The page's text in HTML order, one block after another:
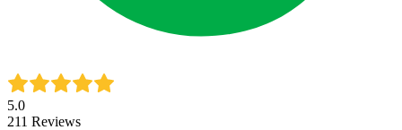
5.0
211 Reviews